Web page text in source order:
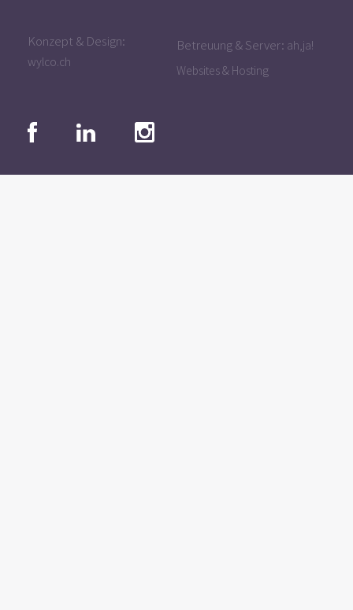
Konzept & Design:
wylco.ch
Betreuung & Server: ah,ja!
Websites & Hosting